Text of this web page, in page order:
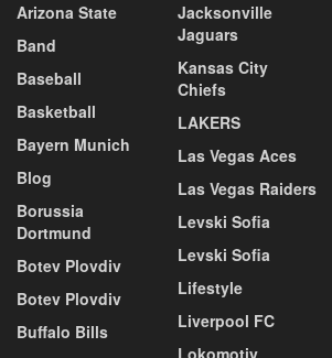
Arizona State
Band
Baseball
Basketball
Bayern Munich
Blog
Borussia
Dortmund
Botev Plovdiv
Botev Plovdiv
Buffalo Bills
Jacksonville
Jaguars
Kansas City
Chiefs
LAKERS
Las Vegas Aces
Las Vegas Raiders
Levski Sofia
Levski Sofia
Lifestyle
Liverpool FC